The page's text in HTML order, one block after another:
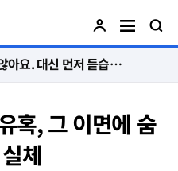
“절대 먼저 말하지 않아요. 대신 먼저 듣습니다”
혹, 그 이면에 숨
체